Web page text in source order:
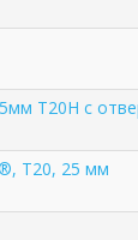
Т20H с
T20, 25 мм